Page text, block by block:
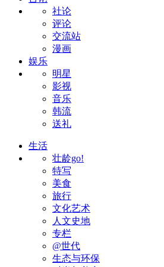
社论
评论
交流站
漫画
娱乐
明星
影视
音乐
韩流
送礼
生活
壮龄go!
特写
美食
旅行
文化艺术
人文史地
专栏
@世代
生态与环保